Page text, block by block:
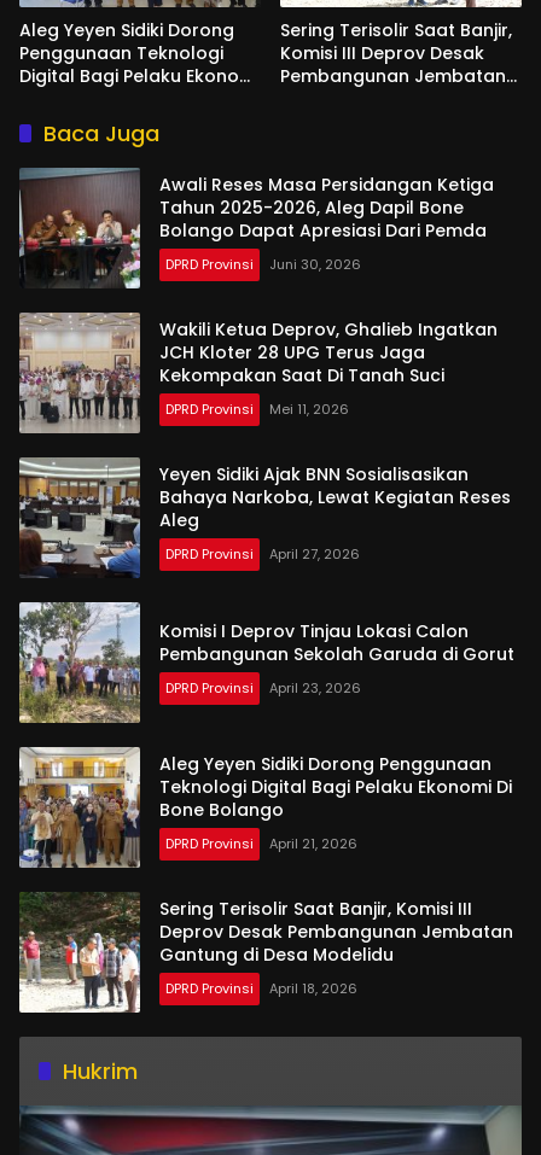
Aleg Yeyen Sidiki Dorong
Penggunaan Teknologi
Digital Bagi Pelaku Ekonomi
Sering Terisolir Saat Banjir,
Komisi III Deprov Desak
Pembangunan Jembatan
Baca Juga
Awali Reses Masa Persidangan Ketiga
Tahun 2025-2026, Aleg Dapil Bone
Bolango Dapat Apresiasi Dari Pemda
DPRD Provinsi Juni 30, 2026
Wakili Ketua Deprov, Ghalieb Ingatkan
JCH Kloter 28 UPG Terus Jaga
Kekompakan Saat Di Tanah Suci
DPRD Provinsi Mei 11, 2026
Yeyen Sidiki Ajak BNN Sosialisasikan
Bahaya Narkoba, Lewat Kegiatan Reses
Aleg
DPRD Provinsi April 27, 2026
Komisi I Deprov Tinjau Lokasi Calon
Pembangunan Sekolah Garuda di Gorut
DPRD Provinsi April 23, 2026
Aleg Yeyen Sidiki Dorong Penggunaan
Teknologi Digital Bagi Pelaku Ekonomi Di
Bone Bolango
DPRD Provinsi April 21, 2026
Sering Terisolir Saat Banjir, Komisi III
Deprov Desak Pembangunan Jembatan
Gantung di Desa Modelidu
DPRD Provinsi April 18, 2026
Hukrim